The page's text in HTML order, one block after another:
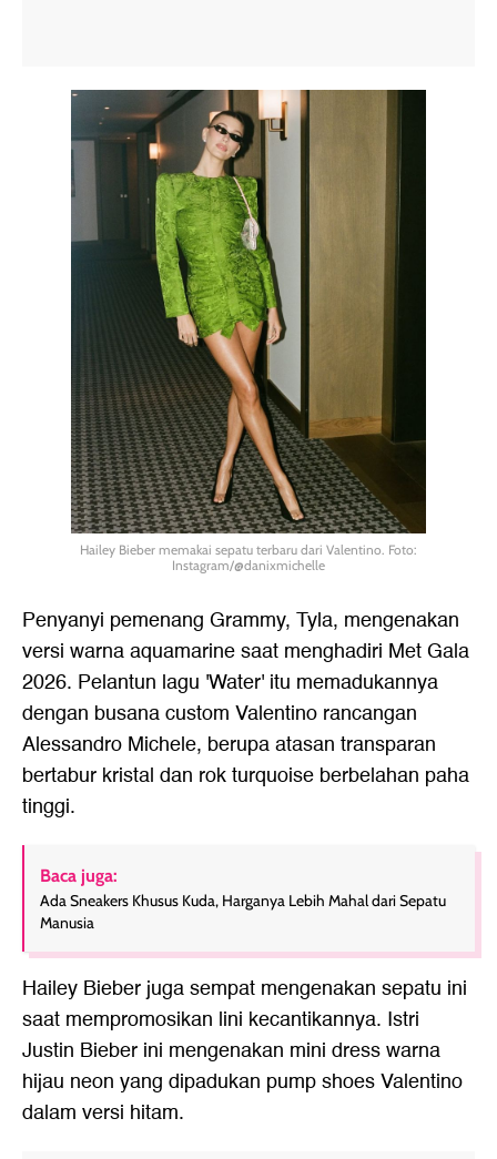
Hailey Bieber memakai sepatu terbaru dari Valentino. Foto:
Instagram/@danixmichelle
Penyanyi pemenang Grammy, Tyla, mengenakan
versi warna aquamarine saat menghadiri Met Gala
2026. Pelantun lagu 'Water' itu memadukannya
dengan busana custom Valentino rancangan
Alessandro Michele, berupa atasan transparan
bertabur kristal dan rok turquoise berbelahan paha
tinggi.
Baca juga:
Ada Sneakers Khusus Kuda, Harganya Lebih Mahal dari Sepatu
Manusia
Hailey Bieber juga sempat mengenakan sepatu ini
saat mempromosikan lini kecantikannya. Istri
Justin Bieber ini mengenakan mini dress warna
hijau neon yang dipadukan pump shoes Valentino
dalam versi hitam.